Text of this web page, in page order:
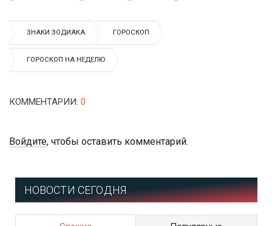
ЗНАКИ ЗОДИАКА ГОРОСКОП
ГОРОСКОП НА НЕДЕЛЮ
КОММЕНТАРИИ: 0
Войдите, чтобы оставить комментарий.
НОВОСТИ СЕГОДНЯ